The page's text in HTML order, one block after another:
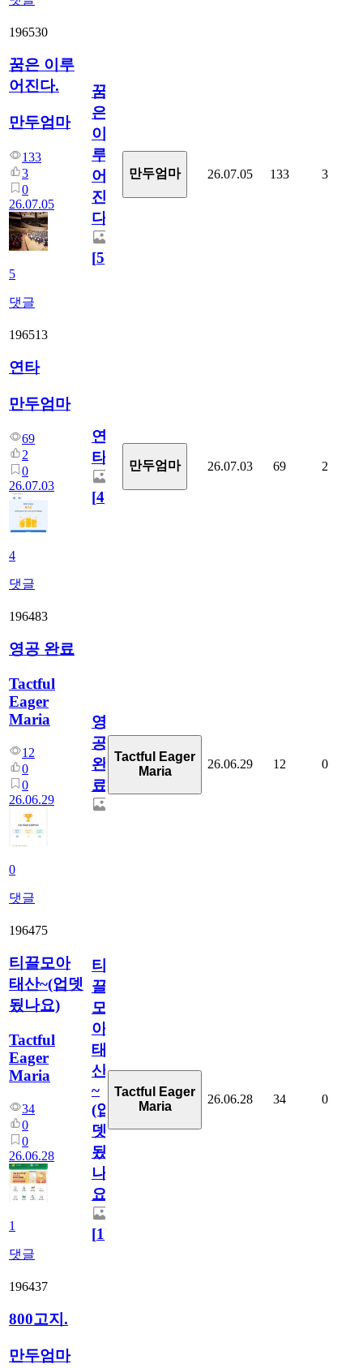
196530
꿈은 이루
어진다.
만두엄마
133
3
0
26.07.05
5
댓글
꿈
은
이
루
어
진
다.
[5]
만두엄마 26.07.05 133 3
196513
연타
만두엄마
69
2
0
26.07.03
4
댓글
연
타
[4]
만두엄마 26.07.03 69 2
196483
영공 완료
Tactful
Eager
Maria
12
0
0
26.06.29
0
댓글
영
공
완
료
Tactful Eager
Maria
26.06.29 12 0
196475
티끌모아
태산~(업뎃
됬나요)
Tactful
Eager
Maria
34
0
0
26.06.28
1
댓글
티
끌
모
아
태
산
~
(업
뎃
됬
나
요)
[1]
Tactful Eager
Maria
26.06.28 34 0
196437
800고지.
만두엄마